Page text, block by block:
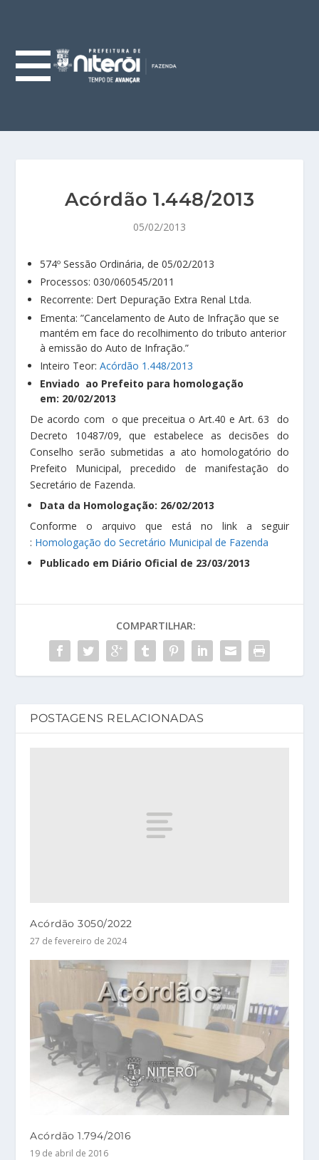
Acórdão 1.448/2013
05/02/2013
574º Sessão Ordinária, de 05/02/2013
Processos: 030/060545/2011
Recorrente: Dert Depuração Extra Renal Ltda.
Ementa: ”Cancelamento de Auto de Infração que se
mantém em face do recolhimento do tributo anterior
à emissão do Auto de Infração.”
Inteiro Teor:Acórdão 1.448/2013
Enviado ao Prefeito para homologação
em: 20/02/2013
De acordo com o que preceitua o Art.40 e Art. 63 do
Decreto 10487/09, que estabelece as decisões do
Conselho serão submetidas a ato homologatório do
Prefeito Municipal, precedido de manifestação do
Secretário de Fazenda.
Data da Homologação: 26/02/2013
Conforme o arquivo que está no link a seguir
: Homologação do Secretário Municipal de Fazenda
Publicado em Diário Oficial de 23/03/2013
COMPARTILHAR:
POSTAGENS RELACIONADAS
Acórdão 3050/2022
27 de fevereiro de 2024
Acórdão 1.794/2016
19 de abril de 2016